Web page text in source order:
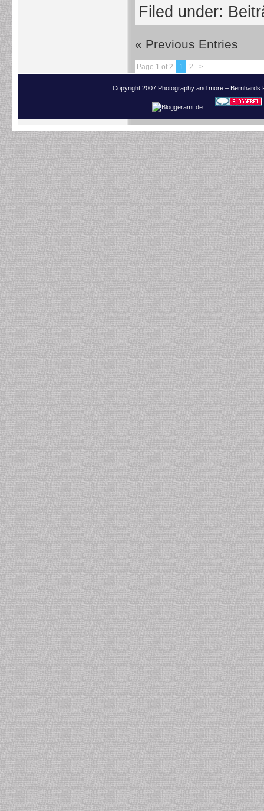
Filed under:
« Previous Entries
Page 1 of 2 1 2 >
Copyright 2007 Photography and more –